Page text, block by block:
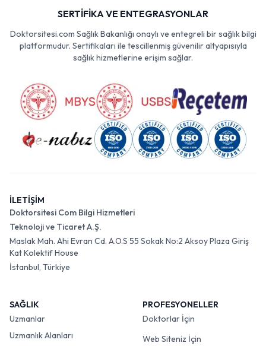
SERTİFİKA VE ENTEGRASYONLAR
Doktorsitesi.com Sağlık Bakanlığı onaylı ve entegreli bir sağlık bilgi
platformudur. Sertifikaları ile tescillenmiş güvenilir altyapısıyla
sağlık hizmetlerine erişim sağlar.
İLETİŞİM
Doktorsitesi Com Bilgi Hizmetleri
Teknoloji ve Ticaret A.Ş.
Maslak Mah. Ahi Evran Cd. A.O.S 55 Sokak No:2 Aksoy Plaza Giriş
Kat Kolektif House
İstanbul, Türkiye
SAĞLIK
Uzmanlar
Uzmanlık Alanları
PROFESYONELLER
Doktorlar İçin
Web Siteniz İçin